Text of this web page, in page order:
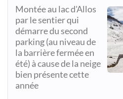
Montée au lac d'Allos
par le sentier qui
démarre du second
parking (au niveau de
la barrière fermée en
été) à cause de la neige
bien présente cette
année